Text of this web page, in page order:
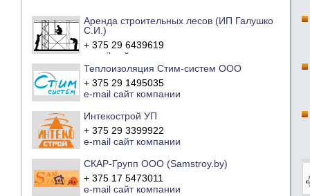
Аренда строительных лесов (ИП Галушко
С.И.)
+ 375 29 6439619
e-mail
сайт компании
Теплоизоляция Стим-систем ООО
+ 375 29 1495035
e-mail сайт компании
Интекострой УП
+ 375 29 3399922
e-mail сайт компании
СКАР-Групп ООО (Samstroy.by)
+ 375 17 5473011
e-mail сайт компании